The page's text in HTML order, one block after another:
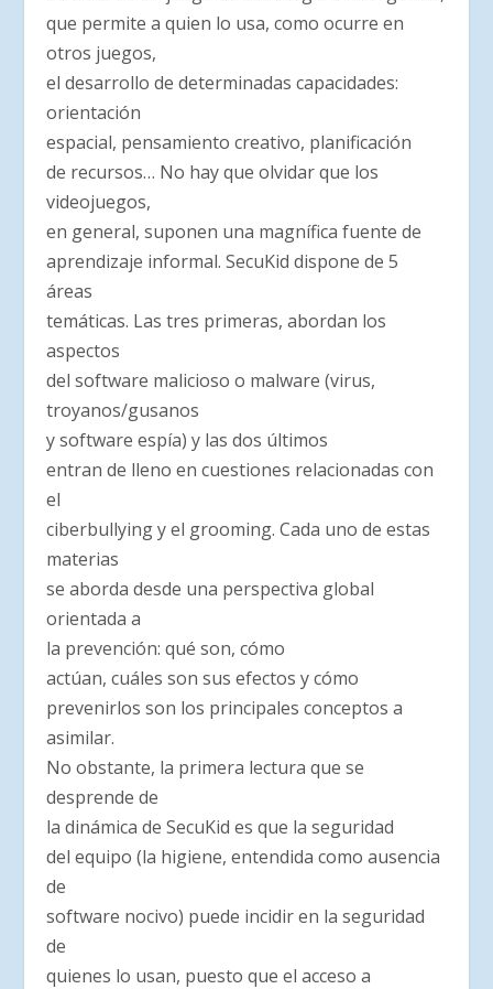
que permite a quien lo usa, como ocurre en
otros juegos,
el desarrollo de determinadas capacidades:
orientación
espacial, pensamiento creativo, planificación
de recursos… No hay que olvidar que los
videojuegos,
en general, suponen una magnífica fuente de
aprendizaje informal. SecuKid dispone de 5
áreas
temáticas. Las tres primeras, abordan los
aspectos
del software malicioso o malware (virus,
troyanos/gusanos
y software espía) y las dos últimos
entran de lleno en cuestiones relacionadas con
el
ciberbullying y el grooming. Cada uno de estas
materias
se aborda desde una perspectiva global
orientada a
la prevención: qué son, cómo
actúan, cuáles son sus efectos y cómo
prevenirlos son los principales conceptos a
asimilar.
No obstante, la primera lectura que se
desprende de
la dinámica de SecuKid es que la seguridad
del equipo (la higiene, entendida como ausencia
de
software nocivo) puede incidir en la seguridad
de
quienes lo usan, puesto que el acceso a